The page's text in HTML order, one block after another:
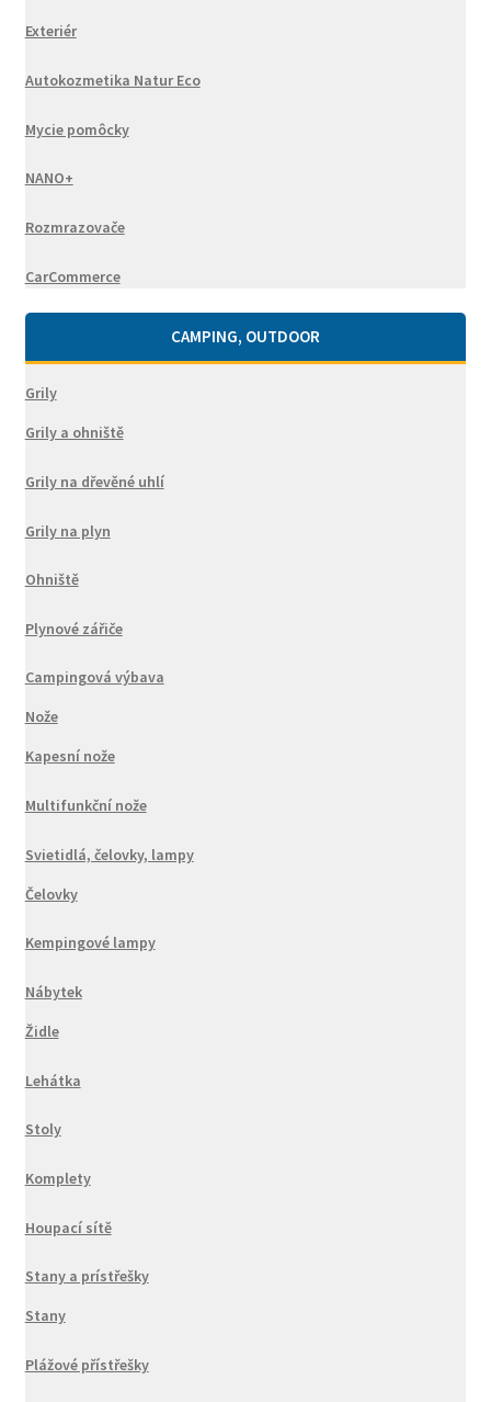
Exteriér
Autokozmetika Natur Eco
Mycie pomôcky
NANO+
Rozmrazovače
CarCommerce
CAMPING, OUTDOOR
Grily
Grily a ohniště
Grily na dřevěné uhlí
Grily na plyn
Ohniště
Plynové zářiče
Campingová výbava
Nože
Kapesní nože
Multifunkční nože
Svietidlá, čelovky, lampy
Čelovky
Kempingové lampy
Nábytek
Židle
Lehátka
Stoly
Komplety
Houpací sítě
Stany a prístřešky
Stany
Plážové přístřešky